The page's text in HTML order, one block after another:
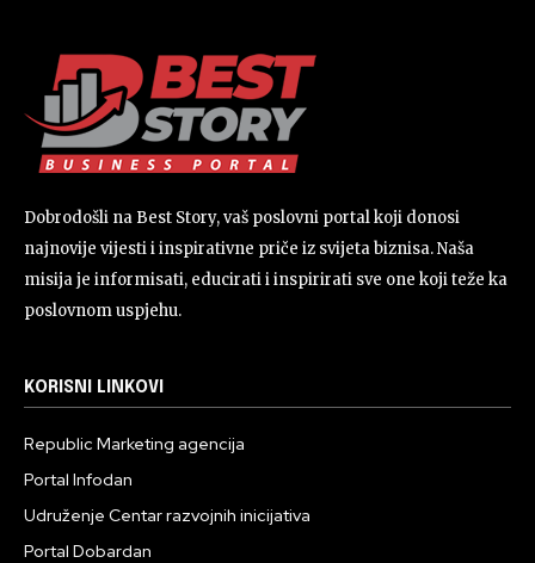
Dobrodošli na Best Story, vaš poslovni portal koji donosi
najnovije vijesti i inspirativne priče iz svijeta biznisa. Naša
misija je informisati, educirati i inspirirati sve one koji teže ka
poslovnom uspjehu.
KORISNI LINKOVI
Republic Marketing agencija
Portal Infodan
Udruženje Centar razvojnih inicijativa
Portal Dobardan